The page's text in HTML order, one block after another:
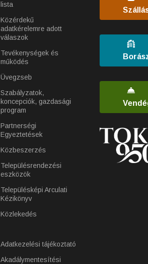
lista
Közérdekű
adatkérelemre adott
válaszok
Tevékenységek és
működés
Üvegzseb
Szabályzatok,
koncepciók, gazdasági
program
Partnerségi
Egyeztetések
Közbeszerzés
Településrendezési
eszközök
Településképi Arculati
Kézikönyv
Közlekedés
Adatkezelési tájékoztató
Akadálymentesítési